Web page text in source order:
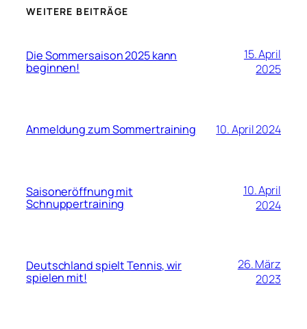
WEITERE BEITRÄGE
Die Sommersaison 2025 kann
beginnen!
15. April
2025
Anmeldung zum Sommertraining 10. April 2024
Saisoneröffnung mit
Schnuppertraining
10. April
2024
Deutschland spielt Tennis, wir
spielen mit!
26. März
2023